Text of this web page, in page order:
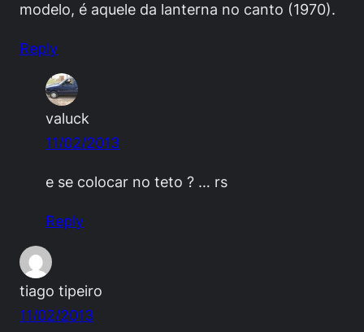
modelo, é aquele da lanterna no canto (1970).
Reply
valuck
11/02/2013
e se colocar no teto ? … rs
Reply
tiago tipeiro
11/02/2013